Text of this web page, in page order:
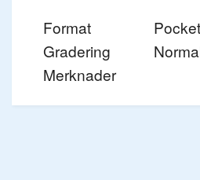
Format
Gradering
Merknader